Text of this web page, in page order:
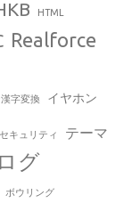
HTML
Realforce
字変換 イヤホン
セキュリティ
テーマ
グ
ボウリング